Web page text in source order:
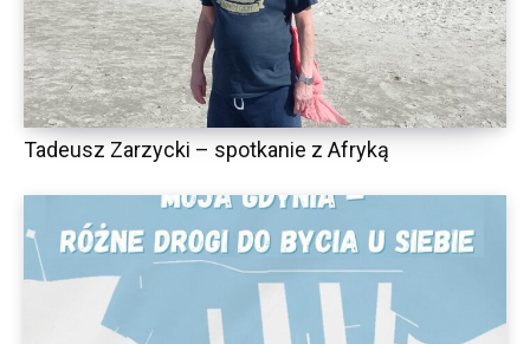
Tadeusz Zarzycki – spotkanie z Afryką